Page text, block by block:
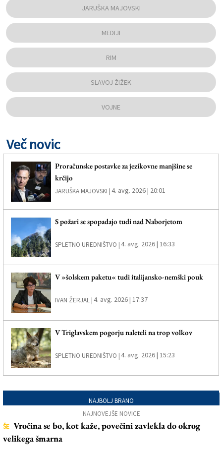
JARUŠKA MAJOVSKI
MEDIJI
RIM
SLAVOJ ŽIŽEK
VOJNE
Več novic
Proračunske postavke za jezikovne manjšine se
krčijo
JARUŠKA MAJOVSKI |4. avg. 2026 | 20:01
S požari se spopadajo tudi nad Naborjetom
SPLETNO UREDNIŠTVO |4. avg. 2026 | 16:33
V »šolskem paketu« tudi italijansko-nemški pouk
IVAN ŽERJAL |4. avg. 2026 | 17:37
V Triglavskem pogorju naleteli na trop volkov
SPLETNO UREDNIŠTVO |4. avg. 2026 | 15:23
NAJBOLJ BRANO
NAJNOVEJŠE NOVICE
ŠE Vročina se bo, kot kaže, povečini zavlekla do okrog
velikega šmarna